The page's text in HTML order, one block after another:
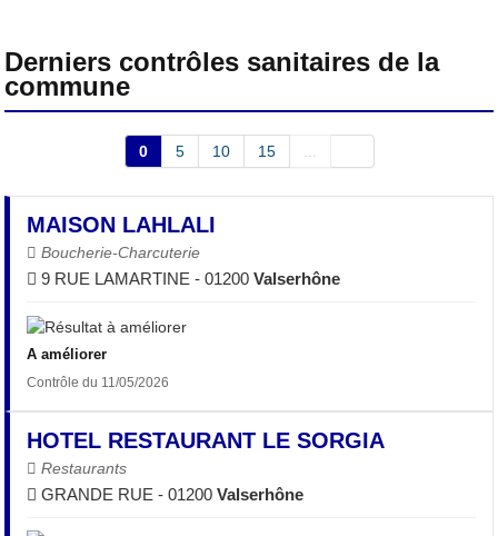
Derniers contrôles sanitaires de la
commune
0 5 10 15 ...
MAISON LAHLALI
Boucherie-Charcuterie
9 RUE LAMARTINE - 01200Valserhône
A améliorer
Contrôle du 11/05/2026
HOTEL RESTAURANT LE SORGIA
Restaurants
GRANDE RUE - 01200Valserhône